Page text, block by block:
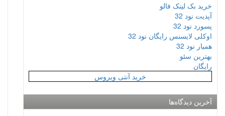
خرید بک لینک فالو
آپدیت نود 32
پسورد نود 32
اوکلی لایسنس رایگان نود 32
همیار نود 32
بهترین سئو
رایگان
خرید آنتی ویروس
آخرین دیدگاه‌ها